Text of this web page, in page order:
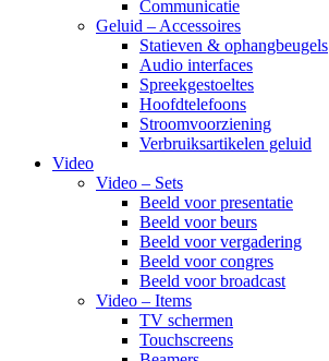
Communicatie
Geluid – Accessoires
Statieven & ophangbeugels
Audio interfaces
Spreekgestoeltes
Hoofdtelefoons
Stroomvoorziening
Verbruiksartikelen geluid
Video
Video – Sets
Beeld voor presentatie
Beeld voor beurs
Beeld voor vergadering
Beeld voor congres
Beeld voor broadcast
Video – Items
TV schermen
Touchscreens